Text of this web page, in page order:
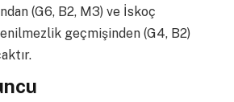
(G6, B2, M3) ve İskoç
geçmişinden (G4, B2)